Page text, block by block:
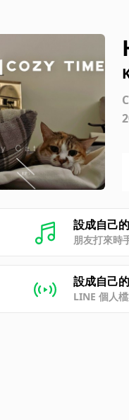
設成自己
朋友打來時
設成自己
LINE 個人